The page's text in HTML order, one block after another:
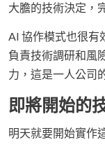
大膽的技術決定，
AI 協作模式也很有
負責技術調研和風
力，這是一人公司
即將開始的
明天就要開始實作